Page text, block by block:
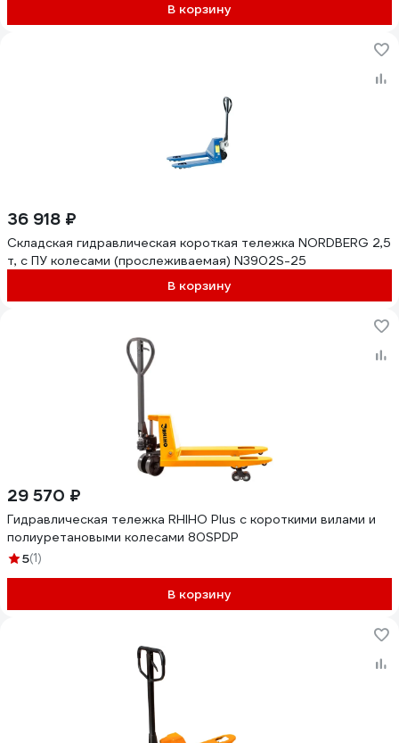
В корзину
36 918 ₽
Складская гидравлическая короткая тележка NORDBERG 2,5
т, с ПУ колесами (прослеживаемая) N3902S-25
В корзину
29 570 ₽
Гидравлическая тележка RHIHO Plus с короткими вилами и
полиуретановыми колесами 80SPDP
5(1)
В корзину